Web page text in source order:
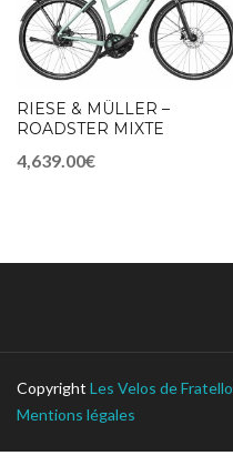
RIESE & MÜLLER –
ROADSTER MIXTE
4,639.00€
Copyright Les Velos de Fratello
Mentions légales